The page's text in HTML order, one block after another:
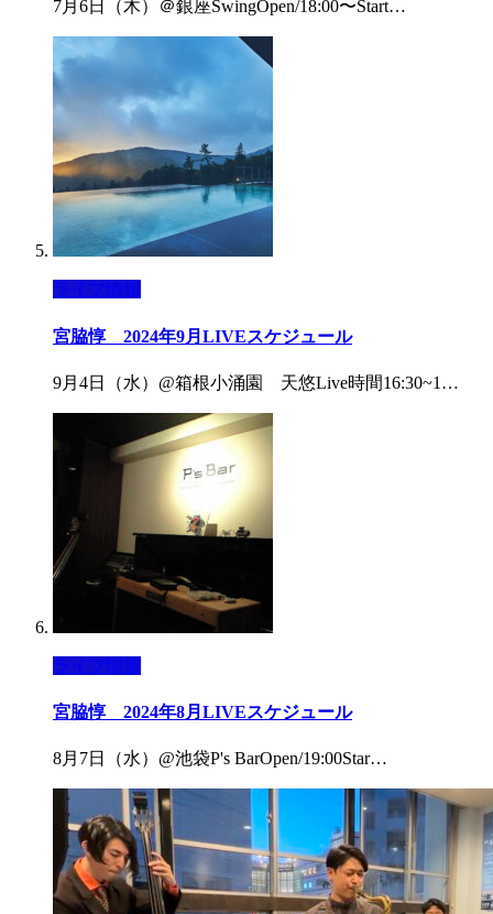
7月6日（木）＠銀座SwingOpen/18:00〜Start…
ライブ情報
宮脇惇 2024年9月LIVEスケジュール
9月4日（水）@箱根小涌園 天悠Live時間16:30~1…
ライブ情報
宮脇惇 2024年8月LIVEスケジュール
8月7日（水）@池袋P's BarOpen/19:00Star…